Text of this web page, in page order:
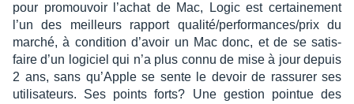
pour promou­voir l’achat de Mac, Logic est certai­ne­ment
l’un des meilleurs rapport qualité/perfor­mances/prix du
marché, à condi­tion d’avoir un Mac donc, et de se satis­
faire d’un logi­ciel qui n’a plus connu de mise à jour depuis
2 ans, sans qu’Apple se sente le devoir de rassu­rer ses
utili­sa­teurs. Ses points forts? Une gestion poin­tue des